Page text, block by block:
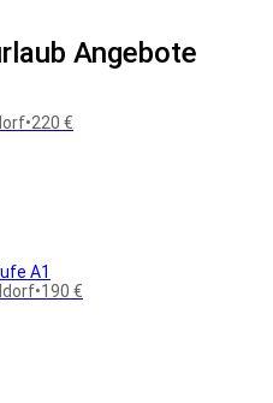
Angebote
•220 €
A1
•190 €